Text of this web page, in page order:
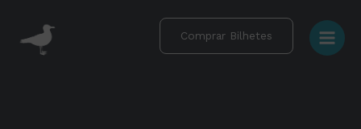
content
Comprar Bilhetes